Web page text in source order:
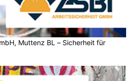
BL – Sicherheit für Baufirmen
Solar und Heizsysteme